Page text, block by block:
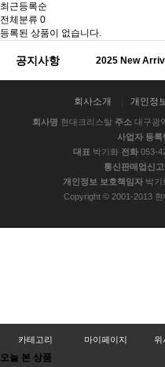
최근등록순
전체분류 0
등록된 상품이 없습니다.
카테고리 마이페이지 위
오늘 본 상품
공지사항 2025 New
회사소개 개인정
회사명 현대크리스탈 주소대구광
사업자 등록
대표 박기화 전화 053-
통신판매업신
개인정보 보호책임자박기
Copyright © 2001-2013 현